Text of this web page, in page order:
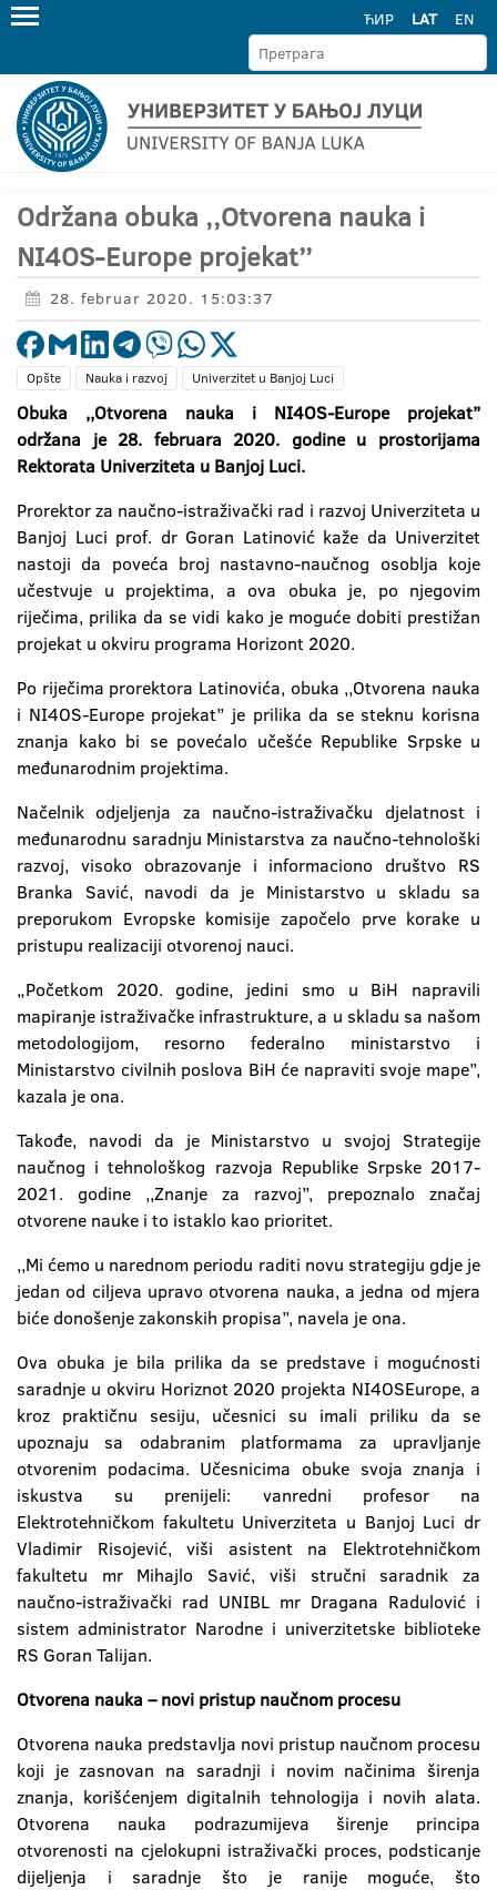
ЋИР LAT EN
Održana obuka ,,Otvorena nauka i
NI4OS-Europe projekat’’
28. februar 2020. 15:03:37
Opšte Nauka i razvoj Univerzitet u Banjoj Luci
Obuka ,,Otvorena nauka i NI4OS-Europe projekat’’
održana je 28. februara 2020. godine u prostorijama
Rektorata Univerziteta u Banjoj Luci.
Prorektor za naučno-istraživački rad i razvoj Univerziteta u
Banjoj Luci prof. dr Goran Latinović kaže da Univerzitet
nastoji da poveća broj nastavno-naučnog osoblja koje
učestvuje u projektima, a ova obuka je, po njegovim
riječima, prilika da se vidi kako je moguće dobiti prestižan
projekat u okviru programa Horizont 2020.
Po riječima prorektora Latinovića, obuka ,,Otvorena nauka
i NI4OS-Europe projekat’’ je prilika da se steknu korisna
znanja kako bi se povećalo učešće Republike Srpske u
međunarodnim projektima.
Načelnik odjeljenja za naučno-istraživačku djelatnost i
međunarodnu saradnju Ministarstva za naučno-tehnološki
razvoj, visoko obrazovanje i informaciono društvo RS
Branka Savić, navodi da je Ministarstvo u skladu sa
preporukom Evropske komisije započelo prve korake u
pristupu realizaciji otvorenoj nauci.
„Početkom 2020. godine, jedini smo u BiH napravili
mapiranje istraživačke infrastrukture, a u skladu sa našom
metodologijom, resorno federalno ministarstvo i
Ministarstvo civilnih poslova BiH će napraviti svoje mape’’,
kazala je ona.
Takođe, navodi da je Ministarstvo u svojoj Strategije
naučnog i tehnološkog razvoja Republike Srpske 2017-
2021. godine ,,Znanje za razvoj’’, prepoznalo značaj
otvorene nauke i to istaklo kao prioritet.
,,Mi ćemo u narednom periodu raditi novu strategiju gdje je
jedan od ciljeva upravo otvorena nauka, a jedna od mjera
biće donošenje zakonskih propisa’’, navela je ona.
Ova obuka je bila prilika da se predstave i mogućnosti
saradnje u okviru Horiznot 2020 projekta NI4OSEurope, a
kroz praktičnu sesiju, učesnici su imali priliku da se
upoznaju sa odabranim platformama za upravljanje
otvorenim podacima. Učesnicima obuke svoja znanja i
iskustva su prenijeli: vanredni profesor na
Elektrotehničkom fakultetu Univerziteta u Banjoj Luci dr
Vladimir Risojević, viši asistent na Elektrotehničkom
fakultetu mr Mihajlo Savić, viši stručni saradnik za
naučno-istraživački rad UNIBL mr Dragana Radulović i
sistem administrator Narodne i univerzitetske biblioteke
RS Goran Talijan.
Otvorena nauka – novi pristup naučnom procesu
Otvorena nauka predstavlja novi pristup naučnom procesu
koji je zasnovan na saradnji i novim načinima širenja
znanja, korišćenjem digitalnih tehnologija i novih alata.
Otvorena nauka podrazumijeva širenje principa
otvorenosti na cjelokupni istraživački proces, podsticanje
dijeljenja i saradnje što je ranije moguće, što